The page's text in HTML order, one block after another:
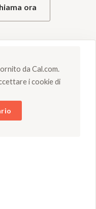
ora
da Cal.com.
i cookie di